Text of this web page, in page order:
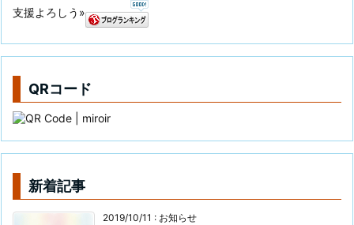
支援よろしう»
QRコード
新着記事
2019/10/11 : お知らせ